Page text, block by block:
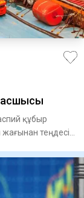
құбыр
теңдесі